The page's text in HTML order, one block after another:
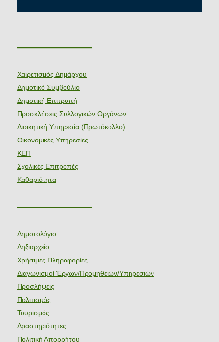
———————
Χαιρετισμός Δημάρχου
Δημοτικό Συμβούλιο
Δημοτική Επιτροπή
Προσκλήσεις Συλλογικών Οργάνων
Διοικητική Υπηρεσία (Πρωτόκολλο)
Οικονομικές Υπηρεσίες
ΚΕΠ
Σχολικές Επιτροπές
Καθαριότητα
———————
Δημοτολόγιο
Ληξιαρχείο
Χρήσιμες Πληροφορίες
Διαγωνισμοί Έργων/Προμηθειών/Υπηρεσιών
Προσλήψεις
Πολιτισμός
Τουρισμός
Δραστηριότητες
Πολιτική Απορρήτου